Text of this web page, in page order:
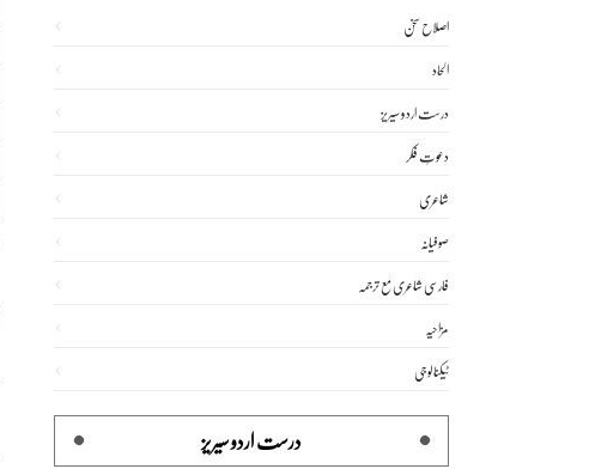
اصلاح سخن
الحاد
درست اردو سیریز
دعوتِ فکر
شاعری
صوفیانہ
فارسی شاعری مع ترجمہ
مزاحیہ
ٹیکنالوجی
درست اردو سیریز